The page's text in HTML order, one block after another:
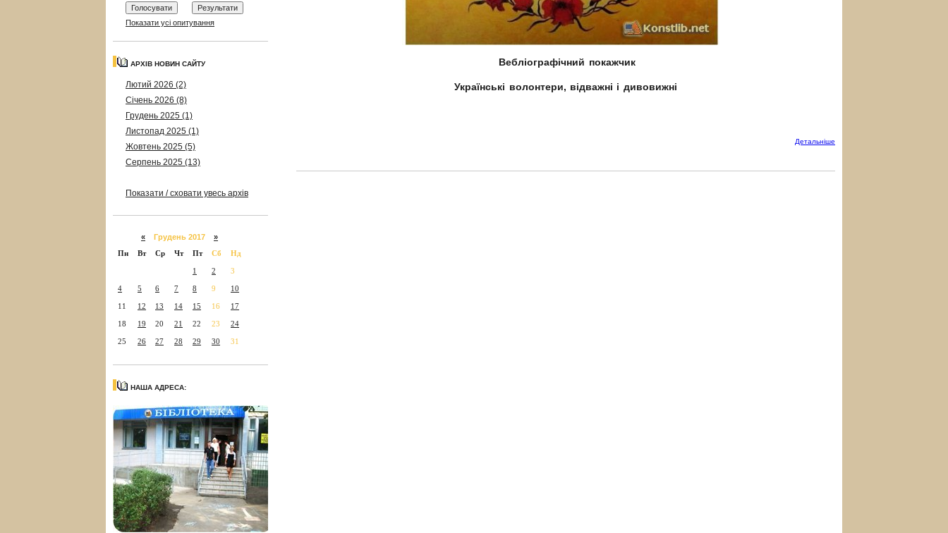
Показати усі опитування
АРХІВ НОВИН САЙТУ
Лютий 2026 (2)
Січень 2026 (8)
Грудень 2025 (1)
Листопад 2025 (1)
Жовтень 2025 (5)
Серпень 2025 (13)
Показати / сховати увесь архів
« Грудень 2017 »
Пн
Вт Ср Чт Пт Сб Нд
1 2 3
4 5 6 7 8 9 10
11 12 13 14 15 16 17
18 19 20 21 22 23 24
25 26 27 28 29 30 31
НАША АДРЕСА:
Вебліографічний покажчик
Українські волонтери, відважні і дивовижні
Детальнiше